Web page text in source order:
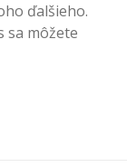
ďalšieho.
sa môžete